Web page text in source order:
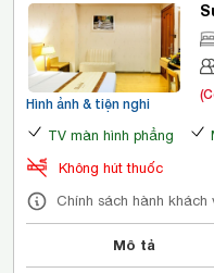
Hình ảnh & tiện nghi
TV màn hình phẳng
Không hút thuốc
Chính sách hành khách
Mô tả